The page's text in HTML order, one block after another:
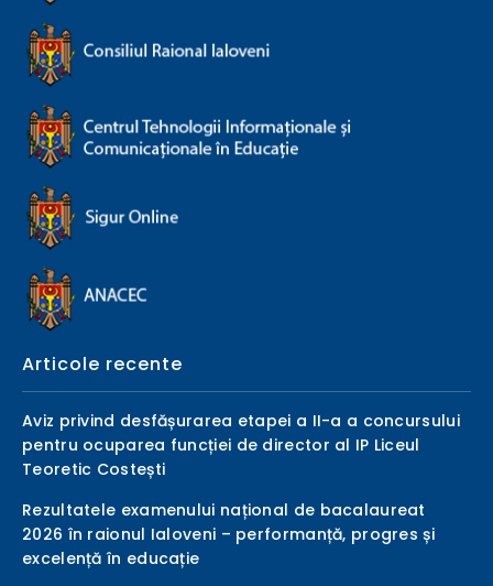
Articole recente
Aviz privind desfășurarea etapei a II-a a concursului
pentru ocuparea funcției de director al IP Liceul
Teoretic Costești
Rezultatele examenului național de bacalaureat
2026 în raionul Ialoveni – performanță, progres și
excelență în educație